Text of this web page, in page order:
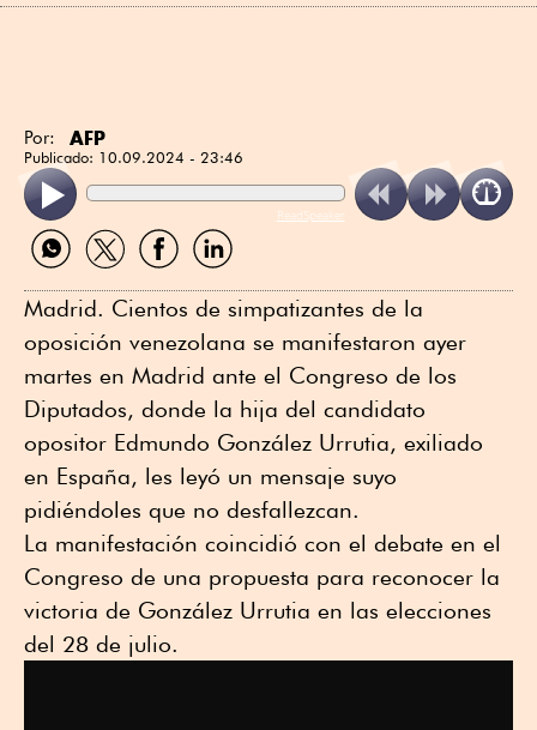
Por: AFP
Publicado: 10.09.2024 - 23:46
ReadSpeaker
Compartir
por
Compartir
por
Compartir
por
Compartir
por
Madrid. Cientos de simpatizantes de la
oposición venezolana se manifestaron ayer
martes en Madrid ante el Congreso de los
Diputados, donde la hija del candidato
opositor Edmundo González Urrutia, exiliado
en España, les leyó un mensaje suyo
pidiéndoles que no desfallezcan.
La manifestación coincidió con el debate en el
Congreso de una propuesta para reconocer la
victoria de González Urrutia en las elecciones
del 28 de julio.